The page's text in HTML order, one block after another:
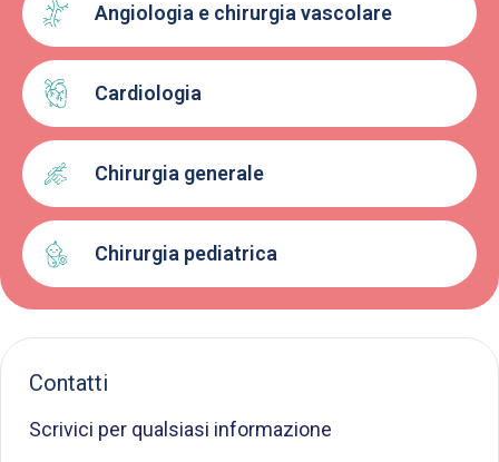
Angiologia e chirurgia vascolare
Cardiologia
Chirurgia generale
Chirurgia pediatrica
Contatti
Scrivici per qualsiasi informazione